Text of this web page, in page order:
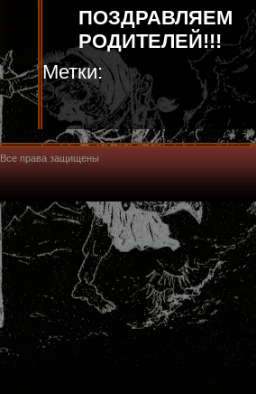
РОДИТЕЛЕЙ!!!
Метки:
права защищены